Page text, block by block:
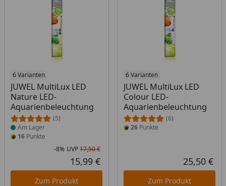
6 Varianten
JUWEL MultiLux LED
Nature LED-
Aquarienbeleuchtung
(5)
Produkt am Lager
Am Lager
16 Punkte
Rabatt in Prozent
-8%
Ursprünglicher Preis
UVP17,50 €
Aktueller Preis
15,99 €
Zum Produkt
6 Varianten
JUWEL MultiLux LED
Colour LED-
Aquarienbeleuchtung
(6)
26Punkte
25,50 €
Zum Produkt